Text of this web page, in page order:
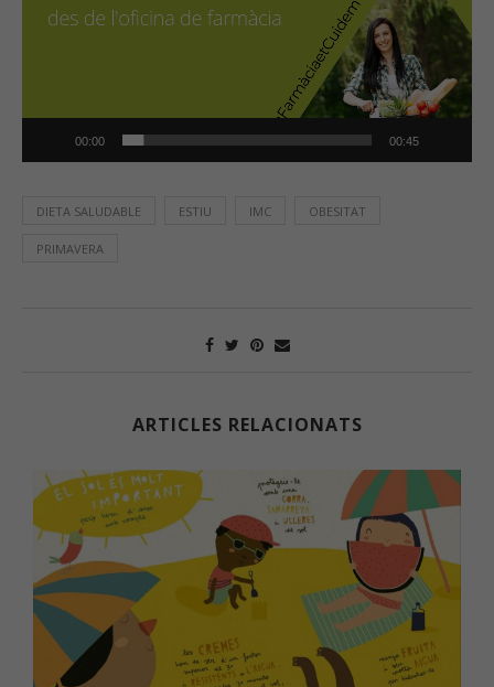
00:00 00:45
DIETA SALUDABLE ESTIU IMC OBESITAT
PRIMAVERA
ARTICLES RELACIONATS